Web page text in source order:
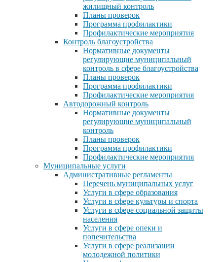
жилищный контроль
Планы проверок
Программа профилактики
Профилактические мероприятия
Контроль благоустройства
Нормативные документы
регулирующие муниципальный
контроль в сфере благоустройства
Планы проверок
Программа профилактики
Профилактические мероприятия
Автодорожный контроль
Нормативные документы
регулирующие муниципальный
контроль
Планы проверок
Программа профилактики
Профилактические мероприятия
Муниципальные услуги
Административные регламенты
Перечень муниципальных услуг
Услуги в сфере образования
Услуги в сфере культуры и спорта
Услуги в сфере социальной защиты
населения
Услуги в сфере опеки и
попечительства
Услуги в сфере реализации
молодежной политики